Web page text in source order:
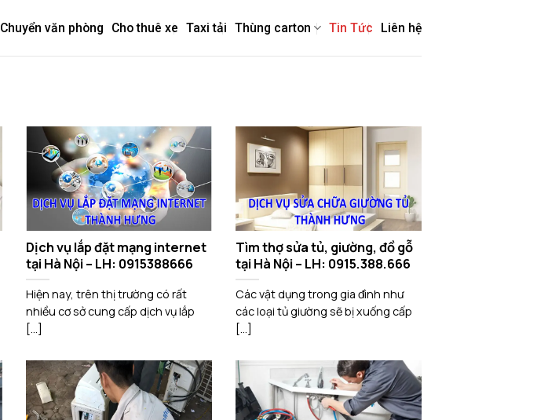
Chuyển văn phòng Cho thuê xe Taxi tải Thùng carton Tin Tức Liên hệ
Dịch vụ lắp đặt mạng internet
tại Hà Nội – LH: 0915388666
Hiện nay, trên thị trường có rất
nhiều cơ sở cung cấp dịch vụ lắp
[...]
Tìm thợ sửa tủ, giường, đồ gỗ
tại Hà Nội – LH: 0915.388.666
Các vật dụng trong gia đình như
các loại tủ giường sẽ bị xuống cấp
[...]